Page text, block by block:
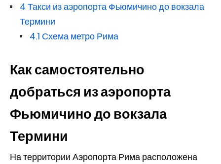
4 Такси из аэропорта Фьюмичино до вокзала
Термини
4.1 Схема метро Рима
Как самостоятельно
добраться из аэропорта
Фьюмичино до вокзала
Термини
На территории Аэропорта Рима расположена